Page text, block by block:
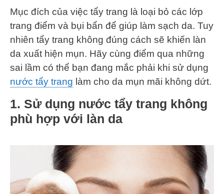
Mục đích của việc tẩy trang là loại bỏ các lớp
trang điểm và bụi bẩn để giúp làm sạch da. Tuy
nhiên tẩy trang không đúng cách sẽ khiến làn
da xuất hiện mụn. Hãy cùng điểm qua những
sai lầm có thể bạn đang mắc phải khi sử dụng
nước tẩy trang làm cho da mụn mãi không dứt.
1. Sử dụng nước tẩy trang không
phù hợp với làn da